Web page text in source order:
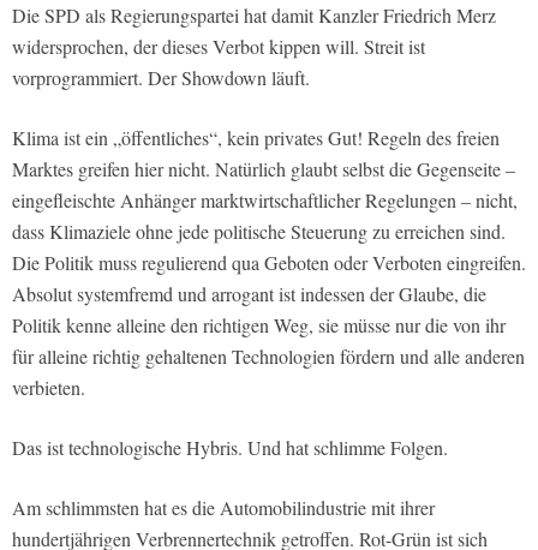
Die SPD als Regierungspartei hat damit Kanzler Friedrich Merz
widersprochen, der dieses Verbot kippen will. Streit ist
vorprogrammiert. Der Showdown läuft.
Klima ist ein „öffentliches“, kein privates Gut! Regeln des freien
Marktes greifen hier nicht. Natürlich glaubt selbst die Gegenseite –
eingefleischte Anhänger marktwirtschaftlicher Regelungen – nicht,
dass Klimaziele ohne jede politische Steuerung zu erreichen sind.
Die Politik muss regulierend qua Geboten oder Verboten eingreifen.
Absolut systemfremd und arrogant ist indessen der Glaube, die
Politik kenne alleine den richtigen Weg, sie müsse nur die von ihr
für alleine richtig gehaltenen Technologien fördern und alle anderen
verbieten.
Das ist technologische Hybris. Und hat schlimme Folgen.
Am schlimmsten hat es die Automobilindustrie mit ihrer
hundertjährigen Verbrennertechnik getroffen. Rot-Grün ist sich